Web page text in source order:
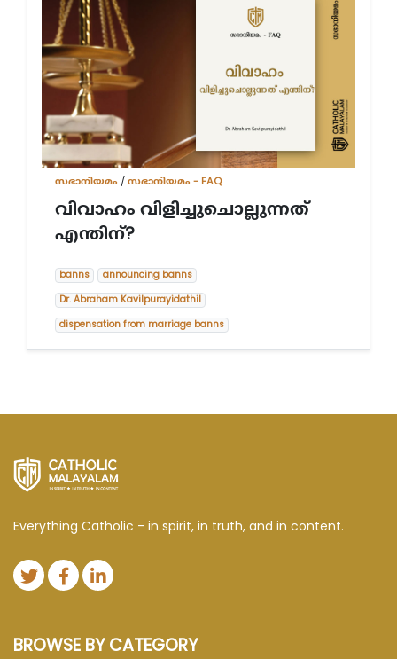
സഭാനിയമം /സഭാനിയമം - FAQ
വിവാഹം വിളിച്ചുചൊല്ലുന്നത്
എന്തിന്?
banns
announcing banns
Dr. Abraham Kavilpurayidathil
dispensation from marriage banns
Everything Catholic - in spirit, in truth, and in content.
BROWSE BY CATEGORY